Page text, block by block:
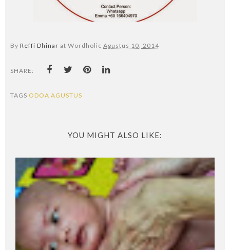
By Reffi Dhinar at Wordholic Agustus 10, 2014
SHARE:
TAGS ODOA AGUSTUS
YOU MIGHT ALSO LIKE: